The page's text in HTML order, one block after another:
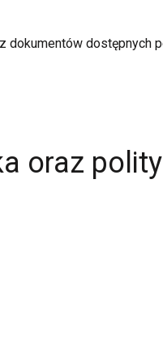
z dokumentówdostępnych
oraz